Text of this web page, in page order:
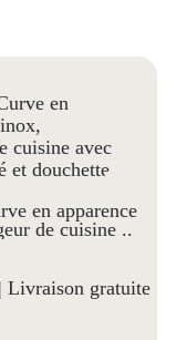
en apparence
de cuisine ..
| Livraison gratuite